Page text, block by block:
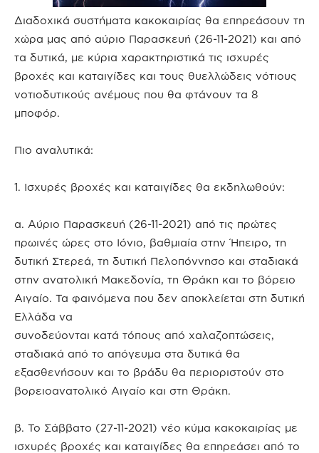
Διαδοχικά συστήματα κακοκαιρίας θα επηρεάσουν τη
χώρα μας από αύριο Παρασκευή (26-11-2021) και από
τα δυτικά, με κύρια χαρακτηριστικά τις ισχυρές
βροχές και καταιγίδες και τους θυελλώδεις νότιους
νοτιοδυτικούς ανέμους που θα φτάνουν τα 8
μποφόρ.
Πιο αναλυτικά:
1. Ισχυρές βροχές και καταιγίδες θα εκδηλωθούν:
α. Αύριο Παρασκευή (26-11-2021) από τις πρώτες
πρωινές ώρες στο Ιόνιο, βαθμιαία στην Ήπειρο, τη
δυτική Στερεά, τη δυτική Πελοπόννησο και σταδιακά
στην ανατολική Μακεδονία, τη Θράκη και το βόρειο
Αιγαίο. Τα φαινόμενα που δεν αποκλείεται στη δυτική
Ελλάδα να
συνοδεύονται κατά τόπους από χαλαζοπτώσεις,
σταδιακά από το απόγευμα στα δυτικά θα
εξασθενήσουν και το βράδυ θα περιοριστούν στο
βορειοανατολικό Αιγαίο και στη Θράκη.
β. Το Σάββατο (27-11-2021) νέο κύμα κακοκαιρίας με
ισχυρές βροχές και καταιγίδες θα επηρεάσει από το